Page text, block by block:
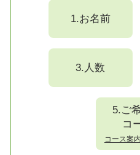
1.お名前
3.人数
5.ご
コ
コース案